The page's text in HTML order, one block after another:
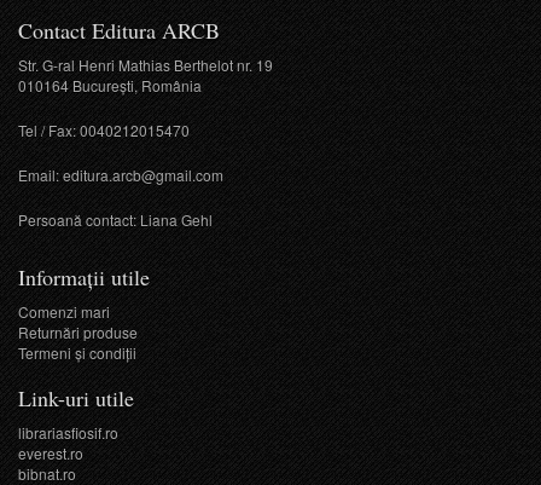
Contact Editura ARCB
Str. G-ral Henri Mathias Berthelot nr. 19
010164 București, România
Tel / Fax: 0040212015470
Email:editura.arcb@gmail.com
Persoană contact: Liana Gehl
Informații utile
Comenzi mari
Returnări produse
Termeni şi condiţii
Link-uri utile
librariasfiosif.ro
everest.ro
bibnat.ro